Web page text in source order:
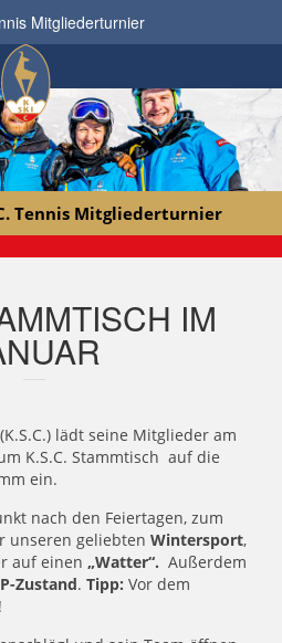
Mitgliederturnier
Tennis Mitgliederturnier
IM
lädt seine Mitglieder am
K.S.C. Stammtisch auf die
ein.
nach den Feiertagen, zum
unseren geliebten Wintersport,
auf einen „Watter“. Außerdem
Zustand. Tipp: Vor dem